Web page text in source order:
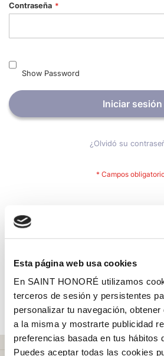
Esta página web usa cookies
En SAINT HONORÉ utilizamos
terceros de sesión y persistentes
personalizar tu navegación,
a la misma y mostrarte publicidad
preferencias basada en tus hábitos
Puedes aceptar todas las cookies
Contraseña
Show Password
Iniciar sesión
¿Olvidó su
Crear una cuenta tiene muchos
más.
Crear una